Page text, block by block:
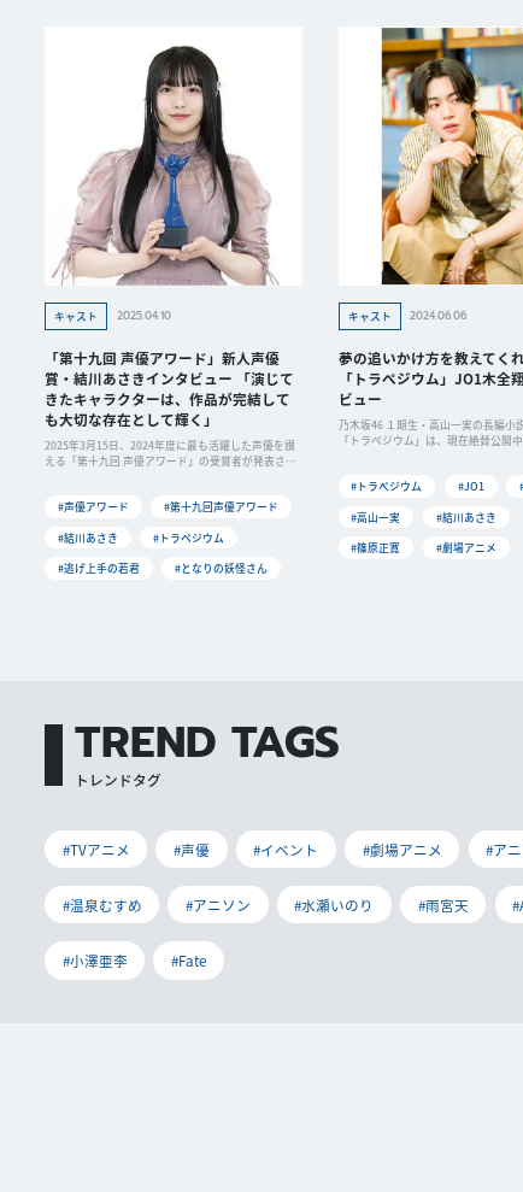
キャスト 2025.04.10
「第十九回 声優アワード」新人声優
賞・結川あさきインタビュー 「演じて
きたキャラクターは、作品が完結して
も大切な存在として輝く」
2025年3月15日、2024年度に最も活躍した声優を讃
える「第十九回 声優アワード」の受賞者が発表され
す。 ――新人声優...
#声優アワード
#第十九回声優アワード
#結川あさき
#トラペジウム
#逃げ上手の若君
#となりの妖怪さん
キャスト 2024.06.06
夢の追いかけ方を教えて
「トラぺジウム」JO1木全
ビュー
乃木坂46 １期生・高山一実の長編小
「トラペジウム」は、現在絶賛公開
役・羊宮妃那さん、...
#トラぺジウム #JO1
#高山一実
#結川あさき
#篠原正寛
#劇場アニメ
TREND TAGS
トレンドタグ
#TVアニメ #声優 #イベント #劇場アニメ #ア
#温泉むすめ #アニソン #水瀬いのり #雨宮天
#小澤亜李 #Fate